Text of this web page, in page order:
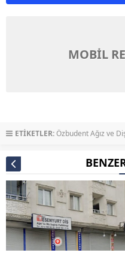
MOBİL
ETİKETLER:Özbudent Ağız ve